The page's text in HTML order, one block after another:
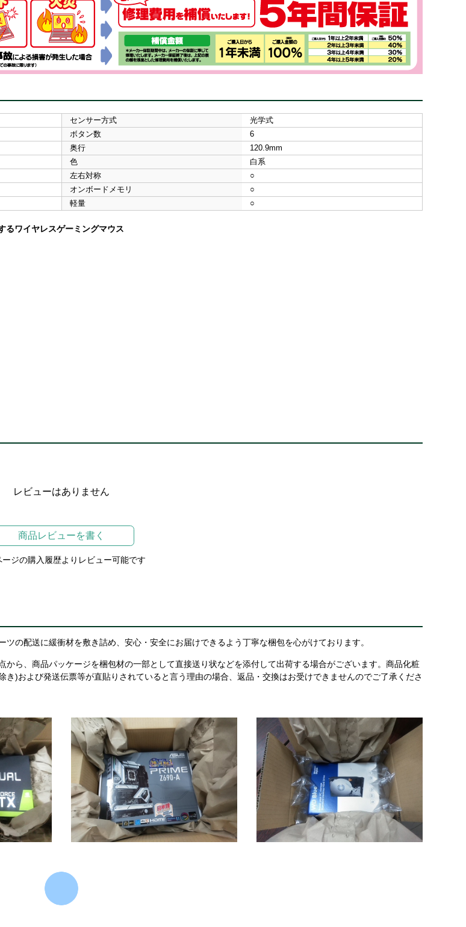
センサー方式
光学式
ボタン数
6
奥行
120.9mm
色
白系
左右対称
○
オンボードメモリ
○
軽量 ○
ワイヤレスゲーミングマウス
レビューはありません
商品レビューを書く
ージの購入履歴よりレビュー可能です
の配送に緩衝材を敷き詰め、安心・安全にお届けできるよう丁寧な梱包を心がけております。
ら、商品パッケージを梱包材の一部として直接送り状などを添付して出荷する場合がございます。商品化粧
)および発送伝票等が直貼りされていると言う理由の場合、返品・交換はお受けできませんのでご了承くださ